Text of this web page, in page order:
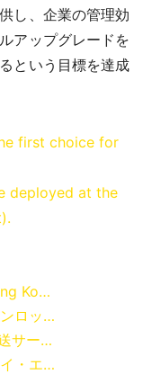
し、企業の管理効
アップグレードを
という目標を達成
first choice for
deployed at the
Uiron Lockersは香港戯曲中心（Hong Kong Xiqu Centre）にある。
ユニバーサル北京リゾートにウイロンロッカーがやってきた。
中国CCTVが報じたウーロン荷物移送サービス！
ユイロンは、チャイナ・レイルウェイ・エクスプレスの軽交通サービスの導入を支援するシステム技術サポートを提供し、乗客の旅をサポートしている！